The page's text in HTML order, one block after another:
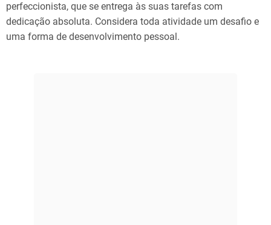
perfeccionista, que se entrega às suas tarefas com
dedicação absoluta. Considera toda atividade um desafio e
uma forma de desenvolvimento pessoal.